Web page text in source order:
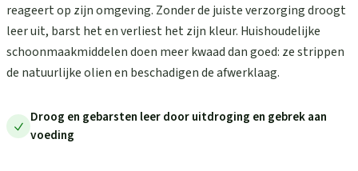
reageert op zijn omgeving. Zonder de juiste verzorging droogt
leer uit, barst het en verliest het zijn kleur. Huishoudelijke
schoonmaakmiddelen doen meer kwaad dan goed: ze strippen
de natuurlijke olien en beschadigen de afwerklaag.
Droog en gebarsten leer door uitdroging en gebrek aan
voeding